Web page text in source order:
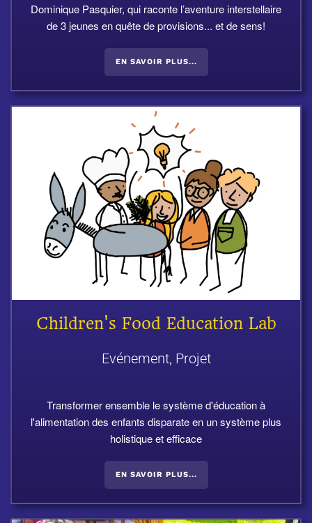
Dominique Pasquier, qui raconte l’aventure interstellaire
de 3 jeunes en quête de provisions... et de sens!
EN SAVOIR PLUS...
Children's Food Education Lab
Evénement, Projet
Transformer ensemble le système d'éducation à
l'alimentation des enfants disparate en un système plus
holistique et efficace
EN SAVOIR PLUS...